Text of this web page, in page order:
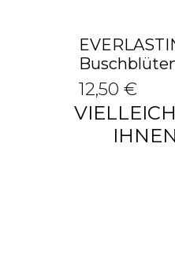
12,50 €